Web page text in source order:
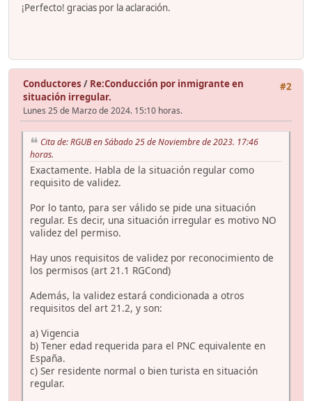
¡Perfecto! gracias por la aclaración.
#2
Conductores / Re:Conducción por inmigrante en
situación irregular.
Lunes 25 de Marzo de 2024. 15:10 horas.
Cita de: RGUB en Sábado 25 de Noviembre de 2023. 17:46
horas.
Exactamente. Habla de la situación regular como
requisito de validez.
Por lo tanto, para ser válido se pide una situación
regular. Es decir, una situación irregular es motivo NO
validez del permiso.
Hay unos requisitos de validez por reconocimiento de
los permisos (art 21.1 RGCond)
Además, la validez estará condicionada a otros
requisitos del art 21.2, y son:
a) Vigencia
b) Tener edad requerida para el PNC equivalente en
España.
c) Ser residente normal o bien turista en situación
regular.